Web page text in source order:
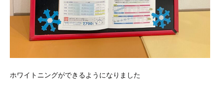
ホワイトニングができるようになりました